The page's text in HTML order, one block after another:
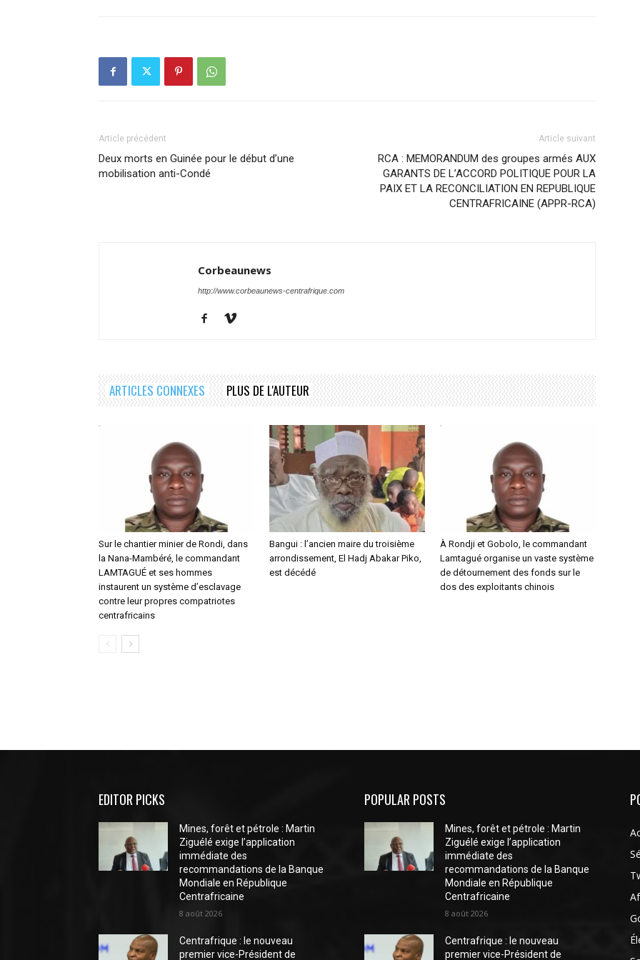
Article précédent
Deux morts en Guinée pour le début d’une
mobilisation anti-Condé
Article suivant
RCA : MEMORANDUM des groupes armés AUX
GARANTS DE L’ACCORD POLITIQUE POUR LA
PAIX ET LA RECONCILIATION EN REPUBLIQUE
CENTRAFRICAINE (APPR-RCA)
Corbeaunews
http://www.corbeaunews-centrafrique.com
ARTICLES CONNEXES PLUS DE L'AUTEUR
Sur le chantier minier de Rondi, dans
la Nana-Mambéré, le commandant
LAMTAGUÉ et ses hommes
instaurent un système d’esclavage
contre leur propres compatriotes
centrafricains
Bangui : l’ancien maire du troisième
arrondissement, El Hadj Abakar Piko,
est décédé
À Rondji et Gobolo, le commandant
Lamtagué organise un vaste système
de détournement des fonds sur le
dos des exploitants chinois
EDITOR PICKS
Mines, forêt et pétrole : Martin
Ziguélé exige l’application
immédiate des
recommandations de la Banque
Mondiale en République
Centrafricaine
8 août 2026
Centrafrique : le nouveau
premier vice-Président de
POPULAR POSTS
Mines, forêt et pétrole : Martin
Ziguélé exige l’application
immédiate des
recommandations de la Banque
Mondiale en République
Centrafricaine
8 août 2026
Centrafrique : le nouveau
premier vice-Président de